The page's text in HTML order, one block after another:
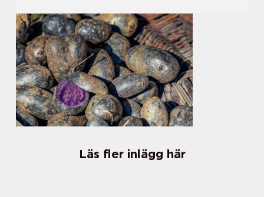
Läs fler inlägg här